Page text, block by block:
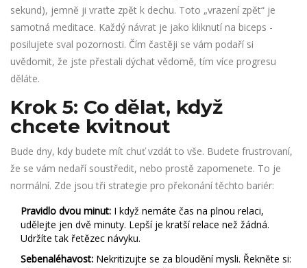
sekund), jemně ji vraťte zpět k dechu. Toto „vrazení zpět“ je
samotná meditace. Každý návrat je jako kliknutí na biceps -
posilujete sval pozornosti. Čím častěji se vám podaří si
uvědomit, že jste přestali dýchat vědomě, tím více progresu
děláte.
Krok 5: Co dělat, když
chcete kvitnout
Bude dny, kdy budete mít chuť vzdát to vše. Budete frustrovaní,
že se vám nedaří soustředit, nebo prostě zapomenete. To je
normální. Zde jsou tři strategie pro překonání těchto bariér:
Pravidlo dvou minut: I když nemáte čas na plnou relaci,
udělejte jen dvě minuty. Lepší je kratší relace než žádná.
Udržíte tak řetězec návyku.
Sebenaléhavost: Nekritizujte se za bloudění mysli. Řekněte si: